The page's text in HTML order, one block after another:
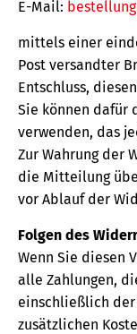
E-Mail:
mittels einer
Post versandter
Entschluss,
Sie können dafür
verwenden, das
Zur Wahrung der
die Mitteilung
vor Ablauf der
Folgen des
Wenn Sie diesen
alle Zahlungen,
einschließlich
zusätzlichen